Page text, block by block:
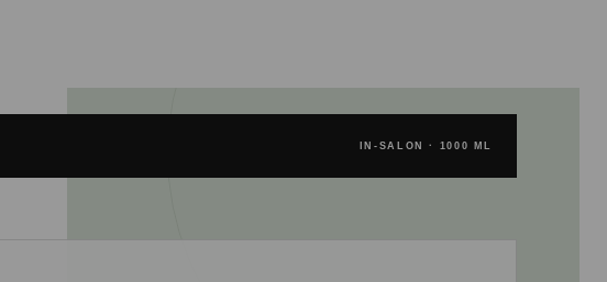
IN-SALON · 1000 ML